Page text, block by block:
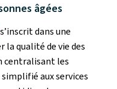
âgées
s’inscrit dans une
qualité de vie des
centralisant les
aux services